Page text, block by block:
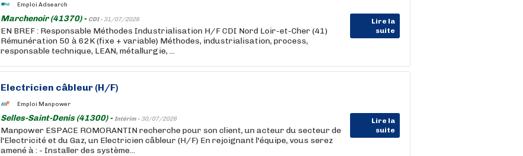
Emploi Adsearch
Marchenoir (41370) - CDI - 31/07/2026
Lire la
suite
EN BREF : Responsable Méthodes Industrialisation H/F CDI Nord Loir-et-Cher (41)
Rémunération 50 à 62K (fixe + variable) Méthodes, industrialisation, process,
responsable technique, LEAN, métallurgie, ...
Electricien câbleur (H/F)
Emploi Manpower
Selles-Saint-Denis (41300) -Intérim - 30/07/2026
Lire la
suite
Manpower ESPACE ROMORANTIN recherche pour son client, un acteur du secteur de
l'Electricité et du Gaz, un Electricien câbleur (H/F) En rejoignant l'équipe, vous serez
amené à : - Installer des système...